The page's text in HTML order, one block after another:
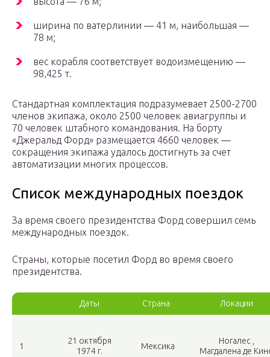
ширина по ватерлинии — 41 м, наибольшая —
78 м;
вес корабля соответствует водоизмещению —
98,425 т.
Стандартная комплектация подразумевает 2500-2700
членов экипажа, около 2500 человек авиагруппы и
70 человек штабного командования. На борту
«Джеральд Форд» размещается 4660 человек —
сокращения экипажа удалось достигнуть за счет
автоматизации многих процессов.
Список международных поездок
За время своего президентства Форд совершил семь
международных поездок.
Страны, которые посетил Форд во время своего
президентства.
Даты Страна Локации
1
21 октября
1974 г.
Мексика
Ногалес ,
Магдалена де